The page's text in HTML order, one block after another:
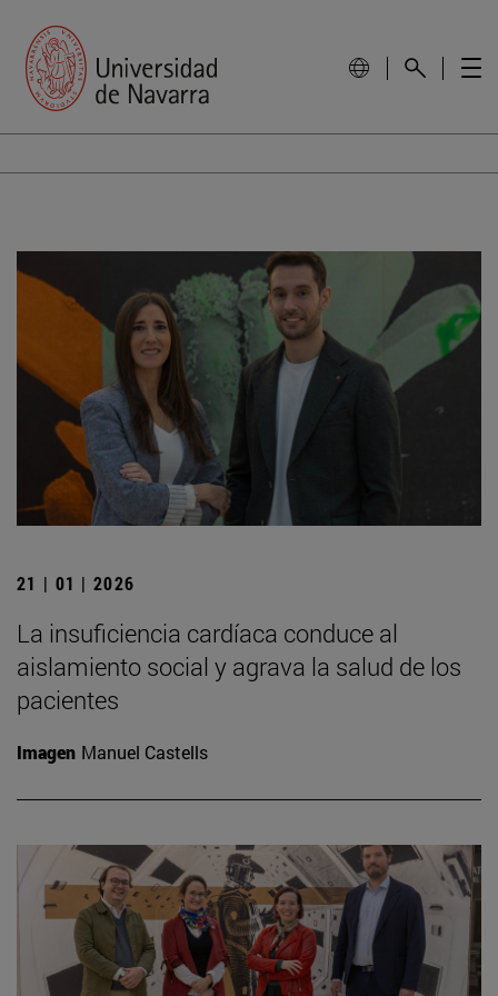
21 | 01 | 2026
La insuficiencia cardíaca conduce al
aislamiento social y agrava la salud de los
pacientes
Imagen Manuel Castells